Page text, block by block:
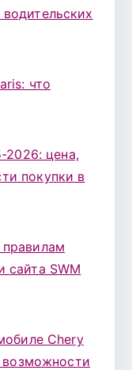
что
2026: цена,
покупки в
сайта SWM
Chery